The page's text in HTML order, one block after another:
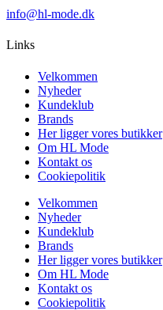
info@hl-mode.dk
Links
Velkommen
Nyheder
Kundeklub
Brands
Her ligger vores butikker
Om HL Mode
Kontakt os
Cookiepolitik
Velkommen
Nyheder
Kundeklub
Brands
Her ligger vores butikker
Om HL Mode
Kontakt os
Cookiepolitik